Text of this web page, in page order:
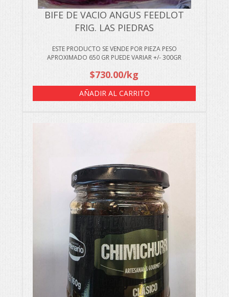
BIFE DE VACIO ANGUS FEEDLOT
FRIG. LAS PIEDRAS
ESTE PRODUCTO SE VENDE POR PIEZA PESO
APROXIMADO 650 GR PUEDE VARIAR +/- 300GR
$730.00/kg
AÑADIR AL CARRITO